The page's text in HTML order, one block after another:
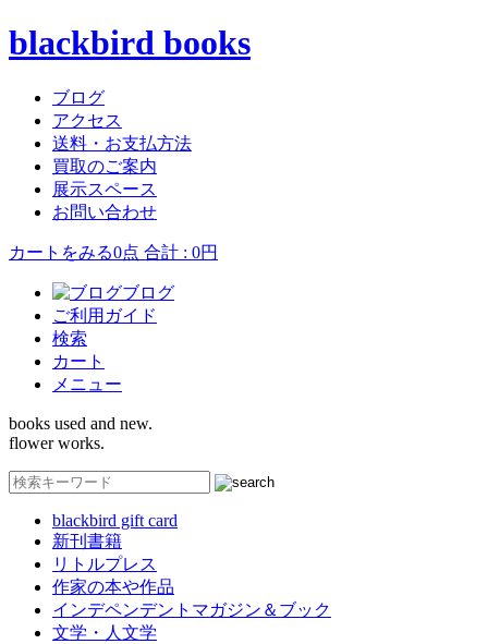
blackbird books
ブログ
アクセス
送料・お支払方法
買取のご案内
展示スペース
お問い合わせ
カートをみる0点 合計 : 0円
ブログ
ご利用ガイド
検索
カート
メニュー
books used and new.
flower works.
blackbird gift card
新刊書籍
リトルプレス
作家の本や作品
インデペンデントマガジン＆ブック
文学・人文学